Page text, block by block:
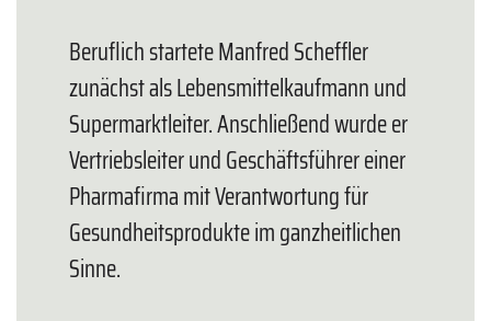
Beruflich startete Manfred Scheffler
zunächst als Lebensmittelkaufmann und
Supermarktleiter. Anschließend wurde er
Vertriebsleiter und Geschäftsführer einer
Pharmafirma mit Verantwortung für
Gesundheitsprodukte im ganzheitlichen
Sinne.